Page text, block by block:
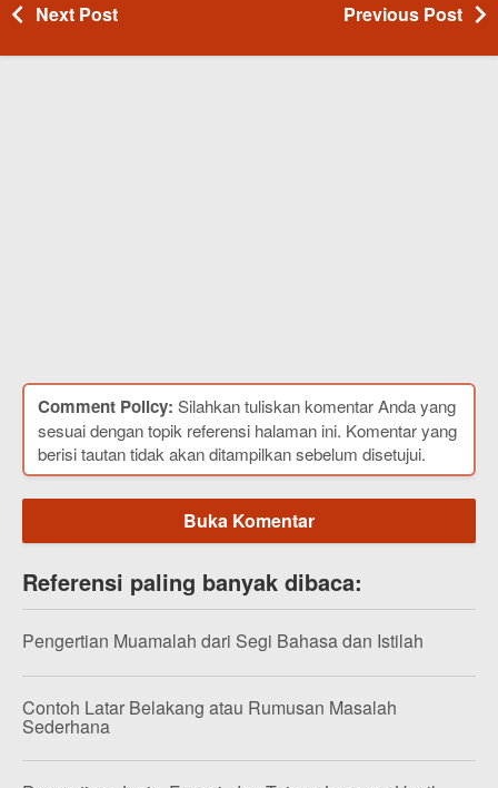
Next Post Previous Post
Comment Policy: Silahkan tuliskan komentar Anda yang
sesuai dengan topik referensi halaman ini. Komentar yang
berisi tautan tidak akan ditampilkan sebelum disetujui.
Buka Komentar
Referensi paling banyak dibaca:
Pengertian Muamalah dari Segi Bahasa dan Istilah
Contoh Latar Belakang atau Rumusan Masalah
Sederhana